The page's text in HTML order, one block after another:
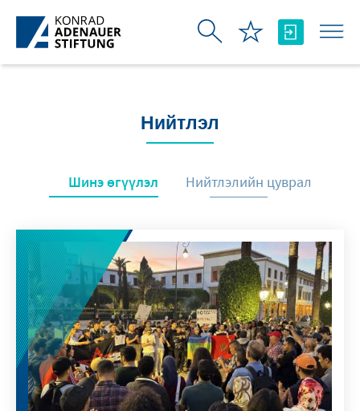
Skip to Main Content
Нийтлэл
Шинэ өгүүлэл Нийтлэлийн цуврал